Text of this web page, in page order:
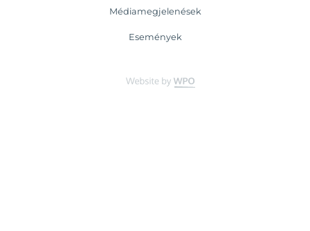
Médiamegjelenések
Események